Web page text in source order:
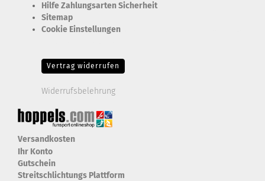
Hilfe Zahlungsarten Sicherheit
Sitemap
Cookie Einstellungen
Vertrag widerrufen
Widerrufsbelehrung
Versandkosten
Ihr Konto
Gutschein
Streitschlichtungs Plattform